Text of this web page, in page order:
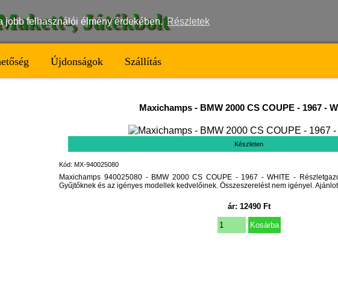
jobb felhasználói élmény érdekében. Részletek
Makett-, Játékbolt
Újdonságok Szállítás
Maxichamps - BMW 2000 CS COUPE - 1967 -
Készleten
Kód: MX-940025080
Maxichamps 940025080 - BMW 2000 CS COUPE - 1967 - WHITE -
Gyűjtőknek és az igényes modellek kedvelőinek. Összeszerelést nem igényel.
ár: 12490Ft